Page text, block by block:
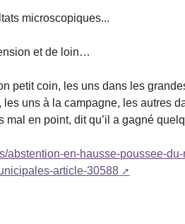
microscopiques...
et de loin…
petit coin, les uns dans les
uns à la campagne, les autres
mal en point, dit qu’il a gagné
abstention-en-hausse-poussee-
article-30588